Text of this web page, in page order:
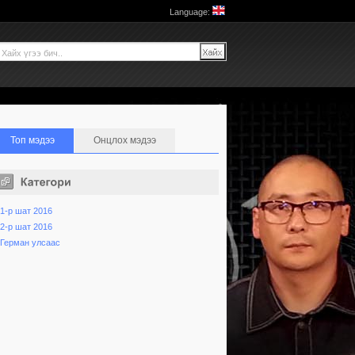
Language:
Топ мэдээ Онцлох мэдээ
1-р шат 2016
2-р шат 2016
Герман улсаас